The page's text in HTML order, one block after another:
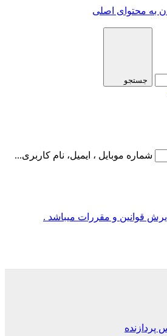
به محتوای اصلی
جستجو
شماره موبایل ، ایمیل، نام کاربری...
قوانین و مقررات میباشد .
پردازنده